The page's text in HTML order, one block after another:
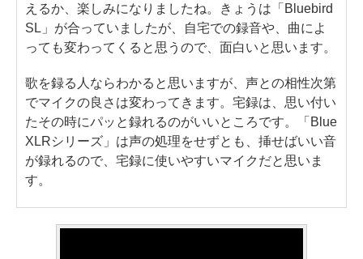
えるか、楽しみになりましたね。きょうは「Bluebird
SL」が合っていましたが、自宅での録音や、曲によ
っても変わってくると思うので、面白いと思います。
歌を録る人ならわかると思いますが、声との相性次第
でマイクの良さは変わってきます。宅録は、思い付い
たその時にパッと録れるのがいいところです。「Blue
XLRシリーズ」は声の処理をせずとも、挿せばいい音
が録れるので、宅録に使いやすいマイクだと思いま
す。